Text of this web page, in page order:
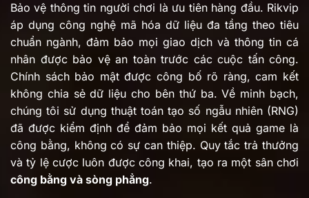
Bảo vệ thông tin người chơi là ưu tiên hàng đầu. Rikvip
áp dụng công nghệ mã hóa dữ liệu đa tầng theo tiêu
chuẩn ngành, đảm bảo mọi giao dịch và thông tin cá
nhân được bảo vệ an toàn trước các cuộc tấn công.
Chính sách bảo mật được công bố rõ ràng, cam kết
không chia sẻ dữ liệu cho bên thứ ba. Về minh bạch,
chúng tôi sử dụng thuật toán tạo số ngẫu nhiên (RNG)
đã được kiểm định để đảm bảo mọi kết quả game là
công bằng, không có sự can thiệp. Quy tắc trả thưởng
và tỷ lệ cược luôn được công khai, tạo ra một sân chơi
công bằng và sòng phẳng.